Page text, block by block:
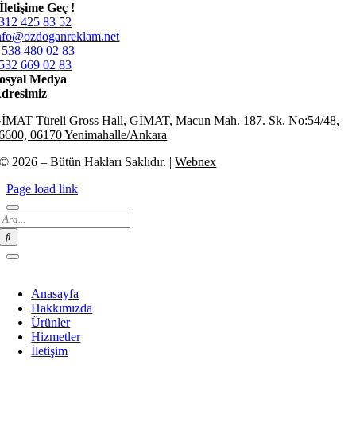
İletişime Geç !
425 83 52
480 02 83
669 02 83
Medya
Türeli Gross Hall, GİMAT, Macun Mah. 187. Sk. No:54/48,
06170 Yenimahalle/Ankara
© 2026 – Bütün Hakları Saklıdır. |Webnex
Page load link
Anasayfa
Hakkımızda
Ürünler
Hizmetler
İletişim